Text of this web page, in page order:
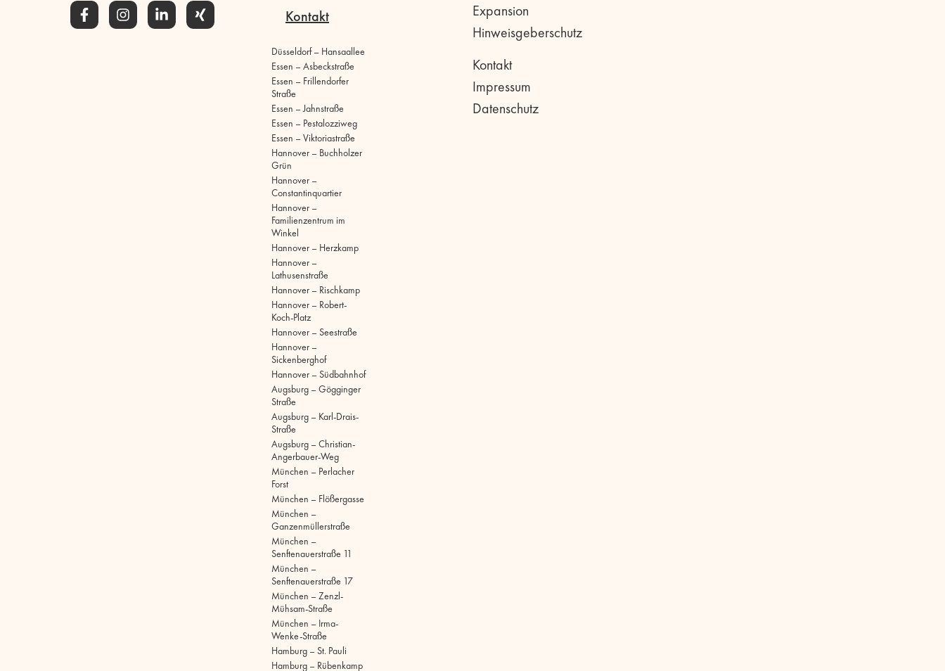
Kontakt
Düsseldorf – Hansaallee
Essen – Asbeckstraße
Essen – Frillendorfer
Straße
Essen – Jahnstraße
Essen – Pestalozziweg
Essen – Viktoriastraße
Hannover – Buchholzer
Grün
Hannover –
Constantinquartier
Hannover –
Familienzentrum im
Winkel
Hannover – Herzkamp
Hannover –
Lathusenstraße
Hannover – Rischkamp
Hannover – Robert-
Koch-Platz
Hannover – Seestraße
Hannover –
Sickenberghof
Hannover – Südbahnhof
Augsburg – Gögginger
Straße
Augsburg – Karl-Drais-
Straße
Augsburg – Christian-
Angerbauer-Weg
München – Perlacher
Forst
München – Flößergasse
München –
Ganzenmüllerstraße
München –
Senftenauerstraße 11
München –
Senftenauerstraße 17
München – Zenzl-
Mühsam-Straße
München – Irma-
Wenke-Straße
Hamburg – St. Pauli
Hamburg – Rübenkamp
Expansion
Hinweisgeberschutz
Kontakt
Impressum
Datenschutz